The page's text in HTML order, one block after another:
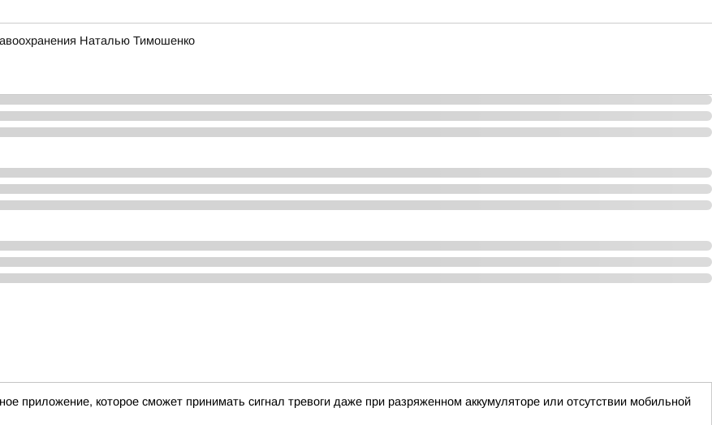
Наталью Тимошенко
приложение, которое сможет принимать сигнал тревоги даже при разряженном аккумуляторе или отсутствии мобильной